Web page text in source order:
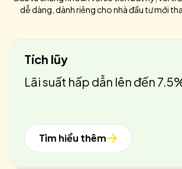
dễ dàng, dành riêng cho nhà đầu tư mới
Tích lũy
Lãi suất hấp dẫn lên đến
Tìm hiểu thêm